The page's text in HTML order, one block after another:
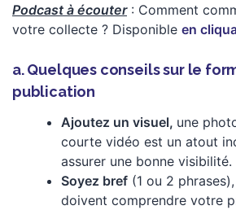
Podcast à écouter: Comment
votre collecte ? Disponible en
a. Quelques conseils sur le
publication
Ajoutez un visuel, une
courte vidéo est un atout
assurer une bonne visibilité.
Soyez bref (1 ou 2
doivent comprendre votre